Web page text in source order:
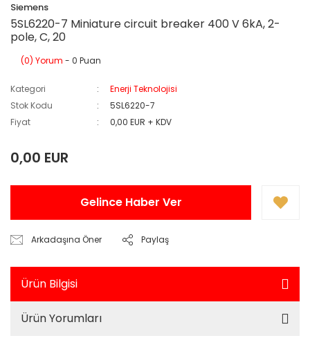
Siemens
5SL6220-7 Miniature circuit breaker 400 V 6kA, 2-
pole, C, 20
(0) Yorum - 0 Puan
Kategori
Enerji Teknolojisi
Stok Kodu
5SL6220-7
Fiyat
0,00 EUR + KDV
0,00 EUR
Gelince Haber Ver
Arkadaşına Öner Paylaş
Ürün Bilgisi
Ürün Yorumları